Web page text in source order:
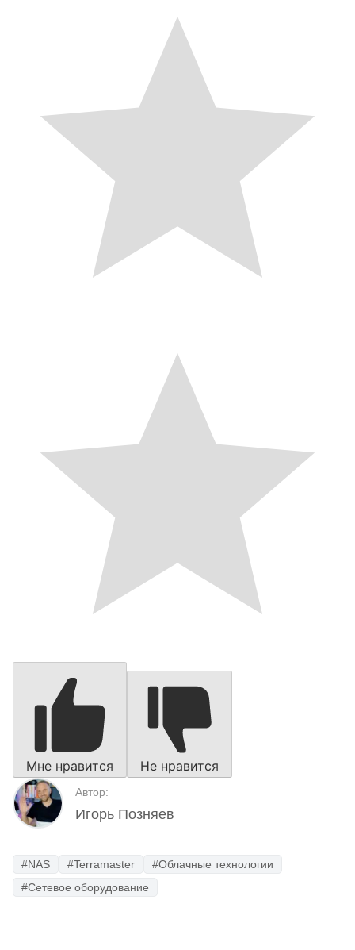
Мне нравится Не нравится
Автор:
Игорь Позняев
#NAS #Terramaster
#Облачные технологии
#Сетевое оборудование